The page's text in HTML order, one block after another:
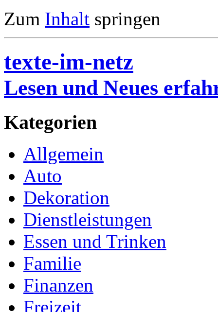
Zum Inhalt springen
texte-im-netz
Lesen und Neues
Kategorien
Allgemein
Auto
Dekoration
Dienstleistungen
Essen und Trinken
Familie
Finanzen
Freizeit